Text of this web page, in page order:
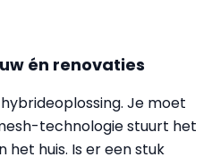
én renovaties
Je moet
technologie stuurt het
het huis. Is er een stuk